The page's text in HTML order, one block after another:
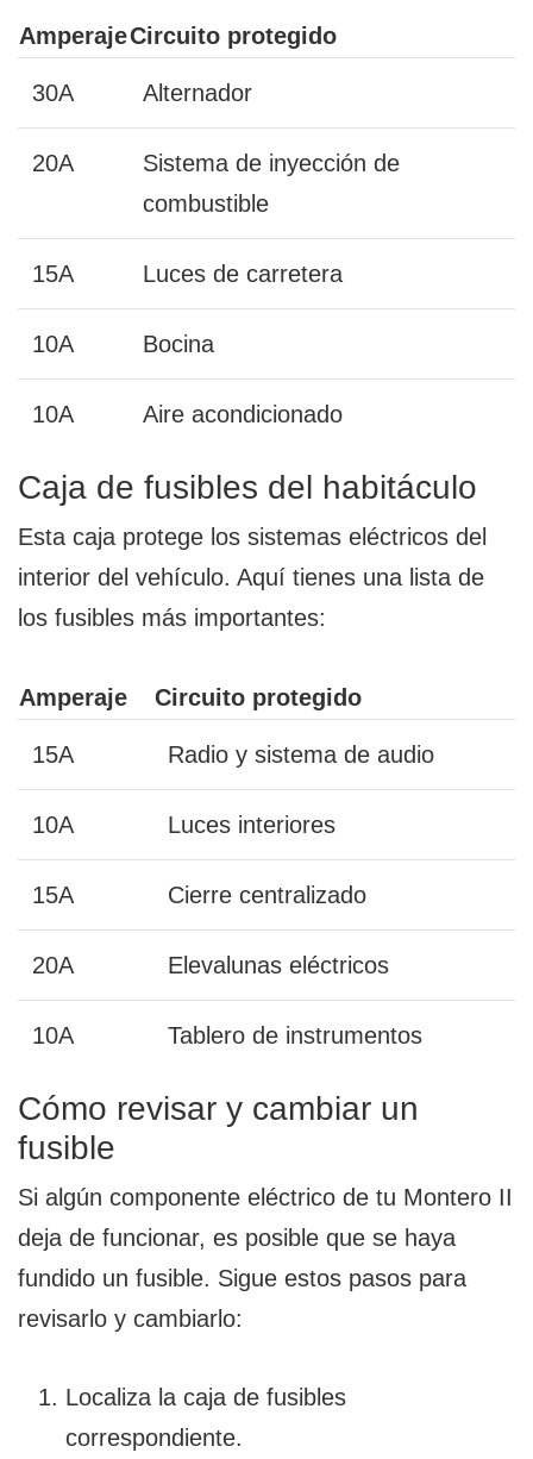
AmperajeCircuito protegido
30A Alternador
20A
Sistema de inyección de
combustible
15A Luces de carretera
10A Bocina
10A Aire acondicionado
Caja de fusibles del habitáculo
Esta caja protege los sistemas eléctricos del
interior del vehículo. Aquí tienes una lista de
los fusibles más importantes:
Amperaje Circuito protegido
15A Radio y sistema de audio
10A Luces interiores
15A Cierre centralizado
20A Elevalunas eléctricos
10A Tablero de instrumentos
Cómo revisar y cambiar un
fusible
Si algún componente eléctrico de tu Montero II
deja de funcionar, es posible que se haya
fundido un fusible. Sigue estos pasos para
revisarlo y cambiarlo:
Localiza la caja de fusibles
correspondiente.